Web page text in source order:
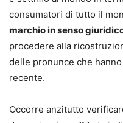
consumatori di tutto il
marchio in senso
procedere alla
delle pronunce che
recente.
Occorre anzitutto